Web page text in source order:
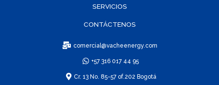
SERVICIOS
CONTÁCTENOS
comercial@vacheenergy.com
+57 316 017 44 95
Cr. 13 No. 85-57 of.202 Bogotá